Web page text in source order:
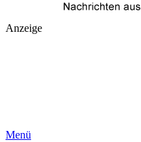
Anzeige
Menü